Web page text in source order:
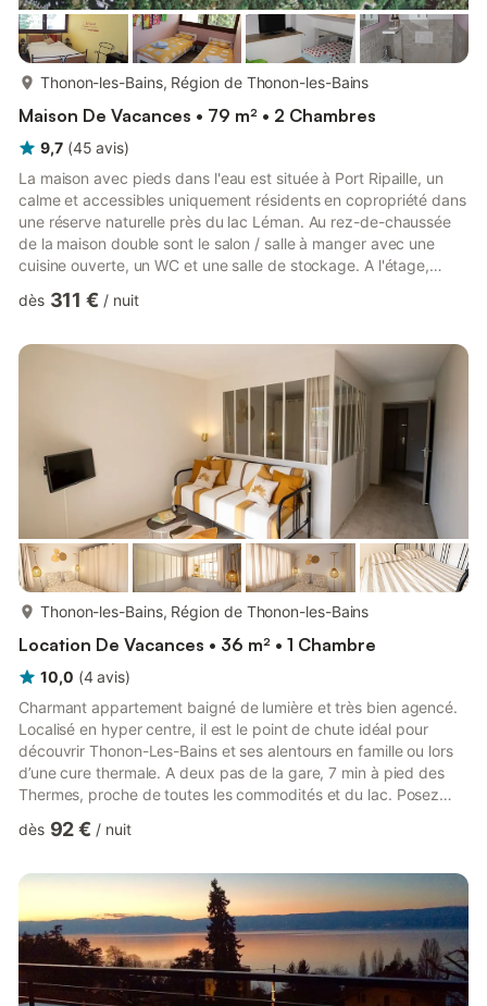
plus...
Thonon-les-Bains, Région de Thonon-les-Bains
Maison De Vacances • 79 m² • 2 Chambres
9,7 (45 avis)
La maison avec pieds dans l'eau est située à Port Ripaille, un
calme et accessibles uniquement résidents en copropriété dans
une réserve naturelle près du lac Léman. Au rez-de-chaussée
de la maison double sont le salon / salle à manger avec une
cuisine ouverte, un WC et une salle de stockage. A l'étage,
d'eau et un WC.Environ une de grandes portes coulissantes
l'eau. Le port de plaisance, avec des canaux idéal pour la
baignade, la pêche ou pagayant un kayak. Devant...
dès 311 € / nuit
plus...
Thonon-les-Bains, Région de Thonon-les-Bains
Location De Vacances • 36 m² • 1 Chambre
10,0 (4 avis)
Charmant appartement baigné de lumière et très bien agencé.
Localisé en hyper centre, il est le point de chute idéal pour
découvrir Thonon-Les-Bains et ses alentours en famille ou lors
d’une cure thermale. A deux pas de la gare, 7 min à pied des
Thermes, proche de toutes les commodités et du lac. Posez
profitez de votre séjour à pied.Le logementAprès avoir déposé
au 3ème étage avec l’ascenseur.Vous pourrez déposer votre
veste et vos chaussures dans l’entrée pour découvri...
dès 92 € / nuit